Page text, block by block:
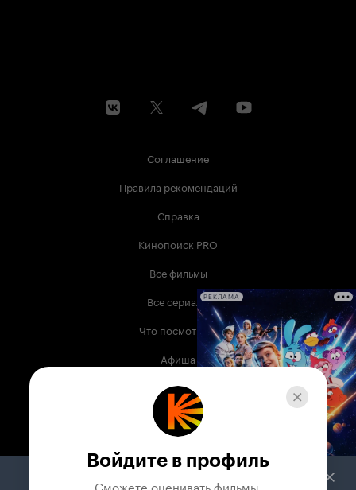
Соглашение
Правила рекомендаций
Справка
Кинопоиск PRO
Все фильмы
Все сериалы
Что посмотреть
Афиша
Музыка
Телепрограмма
Служба поддержки
РЕКЛАМА
Войдите в профиль
Сможете оценивать фильмы,